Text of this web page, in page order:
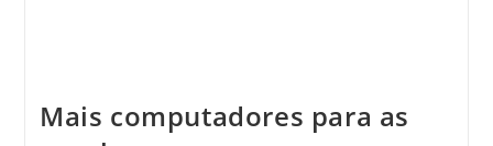
Mais computadores para as